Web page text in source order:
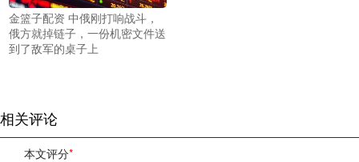
金篮子配资 中俄刚打响战斗，
俄方就掉链子，一份机密文件送
到了敌军的桌子上
相关评论
本文评分*